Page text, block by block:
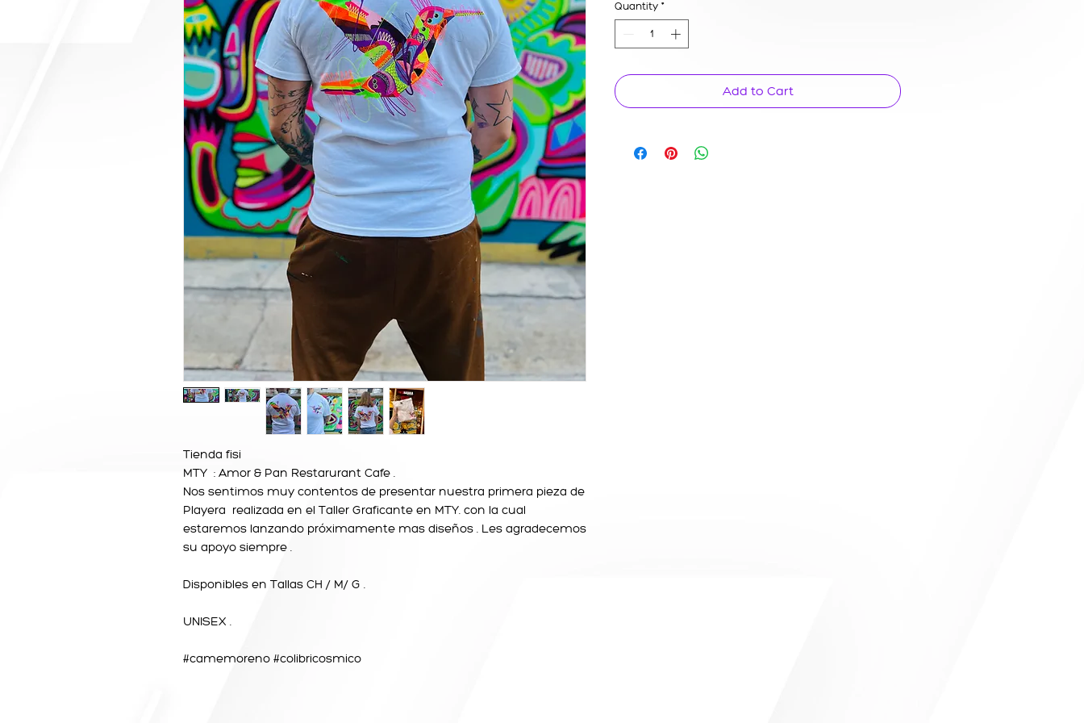
Tienda fisi
MTY : Amor & Pan Restarurant Cafe .
Nos sentimos muy contentos de presentar nuestra primera pieza de
Playera realizada en el Taller Graficante en MTY. con la cual
estaremos lanzando próximamente mas diseños . Les agradecemos
su apoyo siempre .
Disponibles en Tallas CH / M/ G .
UNISEX .
#camemoreno #colibricosmico
Quantity *
Add to Cart